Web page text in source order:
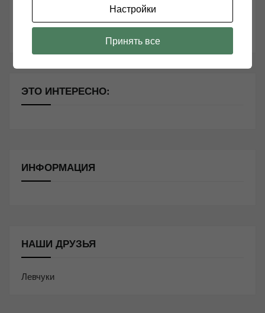
10 способов оптимизации потоковой музыки
Почему виниловые пластинки звучат так хорошо?
ЭТО ИНТЕРЕСНО:
ИНФОРМАЦИЯ
НАШИ ДРУЗЬЯ
Левчуки
Настройки
Принять все